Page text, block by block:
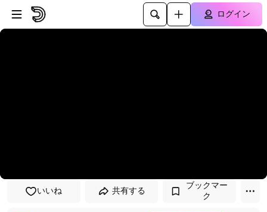
プレイヤーにスキップ
メインコンテンツにスキップ
ログイン
いいね 共有する
ブックマー
ク